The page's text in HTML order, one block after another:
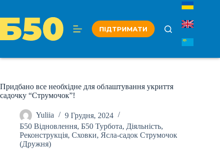
вмісту
ПІДТРИМАТИ
Придбано все необхідне для облаштування укриття
садочку “Струмочок”!
Yuliia
9 Грудня, 2024
Б50 Відновлення, Б50 Турбота, Діяльність,
Реконструкція, Сховки, Ясла-садок Струмочок
(Дружня)